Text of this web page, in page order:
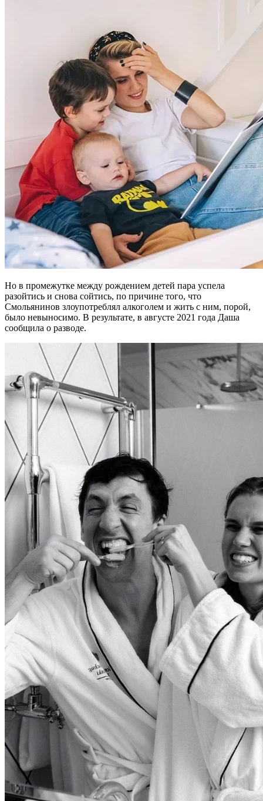
Но в промежутке между рождением детей пара успела
разойтись и снова сойтись, по причине того, что
Смольянинов злоупотреблял алкоголем и жить с ним, порой,
было невыносимо. В результате, в августе 2021 года Даша
сообщила о разводе.